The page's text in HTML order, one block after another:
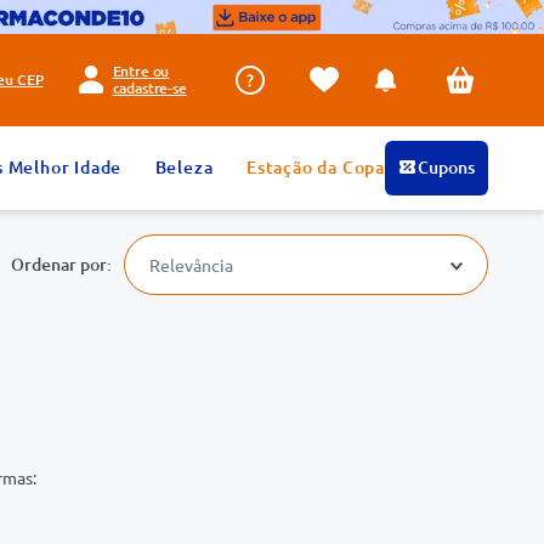
CEP
Entre ou
cadastre-se
Melhor Idade Beleza Estação da Copa Cupons
Relevância